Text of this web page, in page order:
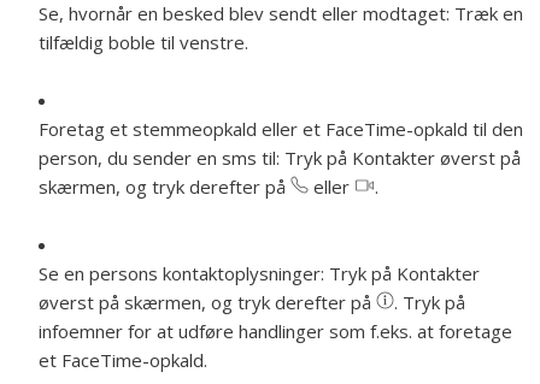
Se, hvornår en besked blev sendt eller modtaget: Træk en
tilfældig boble til venstre.
Foretag et stemmeopkald eller et FaceTime-opkald til den
person, du sender en sms til: Tryk på Kontakter øverst på
skærmen, og tryk derefter på
eller .
Se en persons kontaktoplysninger: Tryk på Kontakter
øverst på skærmen, og tryk derefter på
. Tryk på
infoemner for at udføre handlinger som f.eks. at foretage
et FaceTime-opkald.